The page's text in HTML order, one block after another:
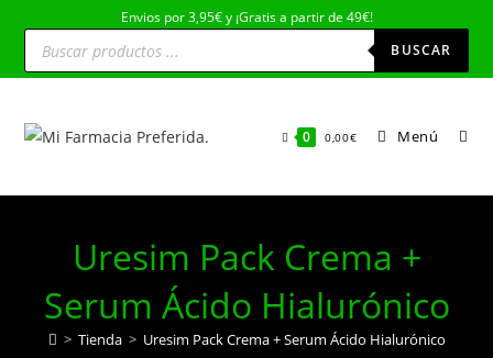
contenido
Envios por 3,95€ y ¡Gratis a partir de 49€!
Búsqueda
productos BUSCAR
0 0,00€ Menú
Uresim Pack Crema +
Serum Ácido Hialurónico
> Tienda > Uresim Pack Crema + Serum Ácido Hialurónico